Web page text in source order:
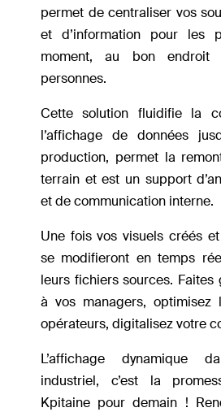
permet de centraliser vos
et d’information pour les
moment, au bon endroit
personnes.
Cette solution fluidifie la
l’affichage de données
production, permet la
terrain et est un support
et de communication interne.
Une fois vos visuels créés
se modifieront en temps
leurs fichiers sources.
à vos managers,
opérateurs, digitalisez votre
L’affichage dynamique
industriel, c’est la
Kpitaine pour demain !